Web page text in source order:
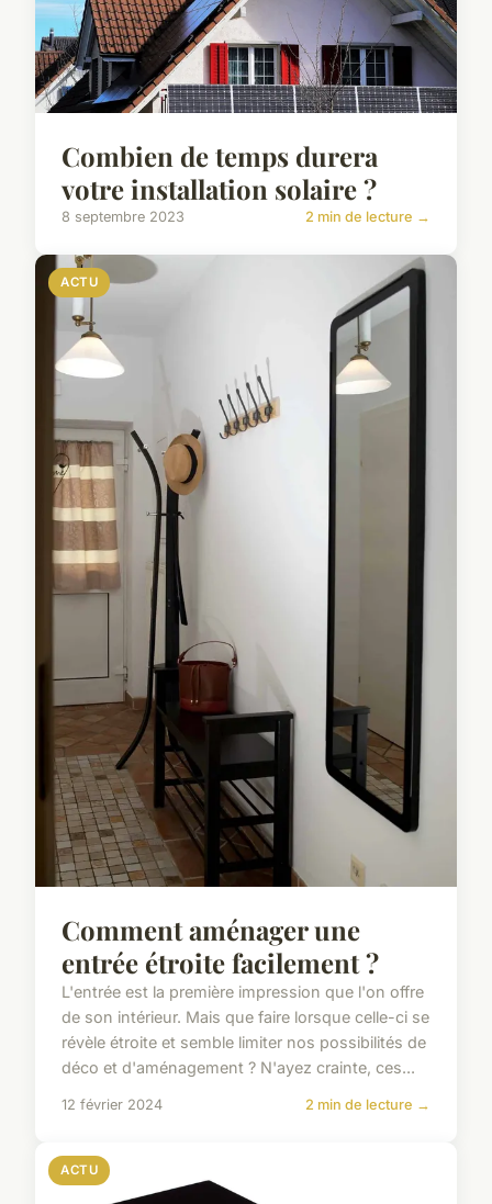
Combien de temps durera
votre installation solaire ?
8 septembre 2023 2 min de lecture →
ACTU
Comment aménager une
entrée étroite facilement ?
L'entrée est la première impression que l'on offre
de son intérieur. Mais que faire lorsque celle-ci se
révèle étroite et semble limiter nos possibilités de
déco et d'aménagement ? N'ayez crainte, ces...
12 février 2024 2 min de lecture →
ACTU